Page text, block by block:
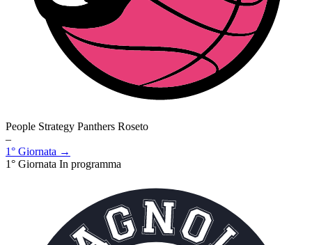
People Strategy Panthers Roseto
–
1° Giornata →
1° Giornata In programma